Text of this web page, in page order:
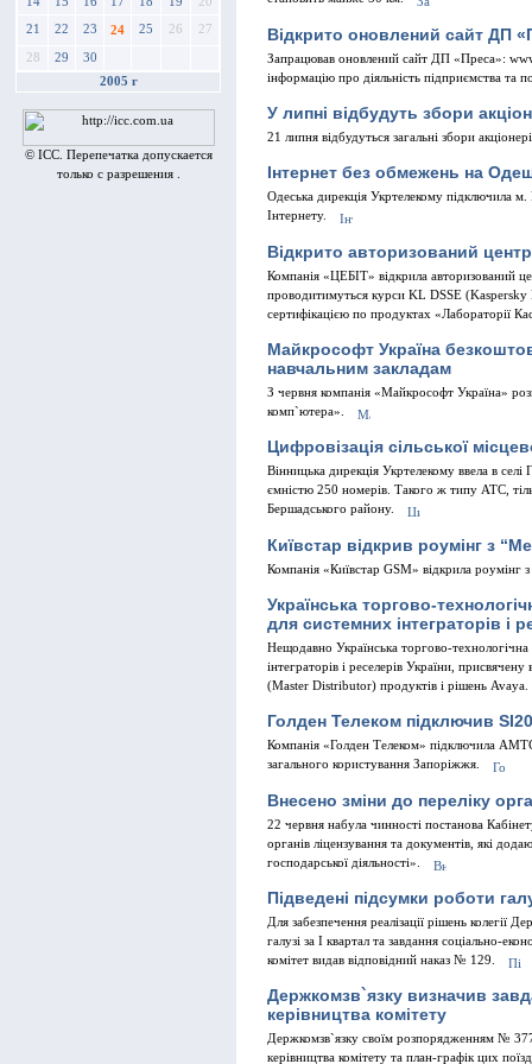
21 22 23 24 25 26 27
28 29
30
2005 г
© ICC. Перепечатка допускается
только с разрешения .
Вiдкрито оновлений сайт ДП
Запрацював оновлений сайт ДП «Преса»:
iнформацiю про дiяльнiсть пiдприємства та
У липнi вiдбудуть збори
21 липня вiдбудуться загальнi збори
Iнтернет без обмежень на
Одеська дирекцiя Укртелекому пiдключила м.
Iнтернету.
Вiдкрито авторизований
Компанiя «ЦЕБIТ» вiдкрила авторизований
проводитимуться курси KL DSSE
сертифiкацiєю по продуктах «Лабораторiї
Майкрософт Україна
навчальним закладам
З червня компанiя «Майкрософт Україна»
комп`ютера».
Цифровiзацiя сiльської
Вiнницька дирекцiя Укртелекому ввела в
ємнiстю 250 номерiв. Такого ж типу АТС,
Бершадського району.
Київстар вiдкрив роумiнг з
Компанiя «Київстар GSM» вiдкрила
Українська торгово-
для системних iнтеграторiв i
Нещодавно Українська торгово-
iнтеграторiв i реселерiв України,
(Master Distributor) продуктiв i рiшень Avaya.
Голден Телеком пiдключив
Компанiя «Голден Телеком» пiдключила
загального користування Запорiжжя.
Внесено змiни до перелiку
22 червня набула чинностi постанова
органiв лiцензування та документiв, якi
господарської дiяльностi».
Пiдведенi пiдсумки роботи
Для забезпечення реалiзацiї рiшень колегiї
галузi за I квартал та завдання соцiально-
комiтет видав вiдповiдний наказ № 129.
Держкомзв`язку визначив
керiвництва комiтету
Держкомзв`язку своїм розпорядженням №
керiвництва комiтету та план-графiк цих